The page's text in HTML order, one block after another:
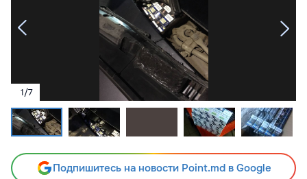
1/7
Подпишитесь на новости Point.md в Google